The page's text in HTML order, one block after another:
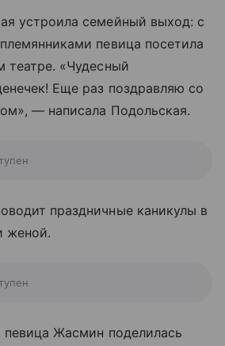
устроила семейный выход: с
певица посетила
театре. «Чудесный
Еще раз поздравляю со
— написала Подольская.
праздничные каникулы в
женой.
певица Жасмин поделилась